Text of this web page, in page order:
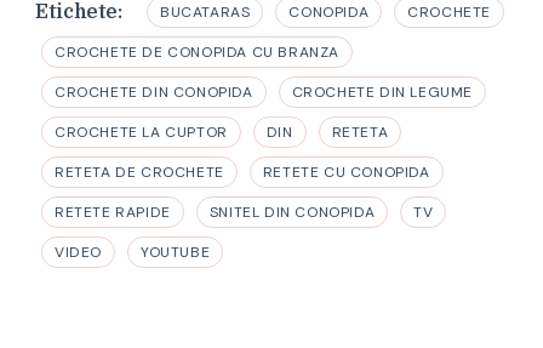
Etichete: BUCATARAS CONOPIDA CROCHETE
CROCHETE DE CONOPIDA CU BRANZA
CROCHETE DIN CONOPIDA CROCHETE DIN LEGUME
CROCHETE LA CUPTOR DIN RETETA
RETETA DE CROCHETE RETETE CU CONOPIDA
RETETE RAPIDE SNITEL DIN CONOPIDA TV
VIDEO YOUTUBE